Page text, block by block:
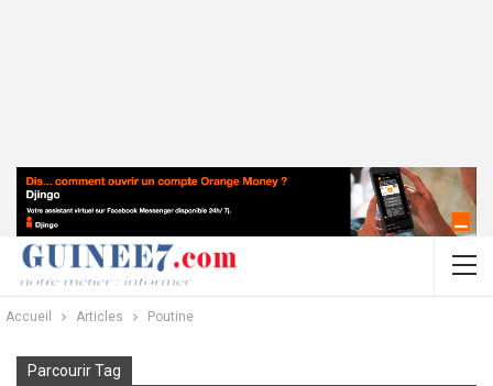
Accueil Articles Poutine
Parcourir Tag